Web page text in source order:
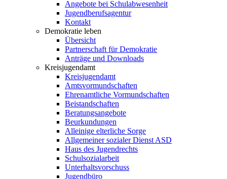
Angebote bei Schulabwesenheit
Jugendberufsagentur
Kontakt
Demokratie leben
Übersicht
Partnerschaft für Demokratie
Anträge und Downloads
Kreisjugendamt
Kreisjugendamt
Amtsvormundschaften
Ehrenamtliche Vormundschaften
Beistandschaften
Beratungsangebote
Beurkundungen
Alleinige elterliche Sorge
Allgemeiner sozialer Dienst ASD
Haus des Jugendrechts
Schulsozialarbeit
Unterhaltsvorschuss
Jugendbüro